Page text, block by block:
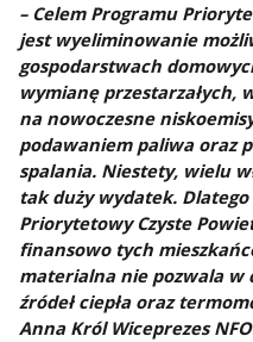
– Celem Programu
jest wyeliminowanie
gospodarstwach
wymianę przestarzałych,
na nowoczesne
podawaniem paliwa oraz
spalania. Niestety, wielu
tak duży wydatek.
Priorytetowy Czyste
finansowo tych
materialna nie pozwala w
źródeł ciepła oraz
Anna Król Wiceprezes